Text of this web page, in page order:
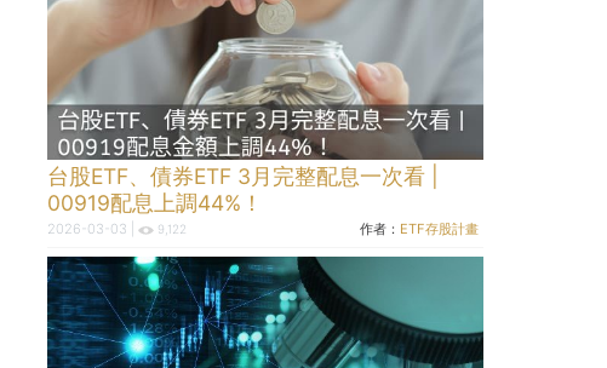
台股ETF、債券ETF 3月完整配息一次看 |
00919配息上調44%！
2026-03-03 | 9,122 作者： ETF存股計畫